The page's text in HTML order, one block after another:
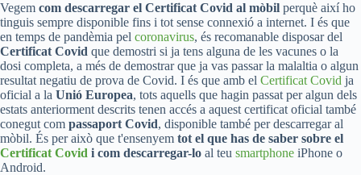
Vegem com descarregar el Certificat Covid al mòbil perquè així ho
tinguis sempre disponible fins i tot sense connexió a internet. I és que
en temps de pandèmia pel coronavirus, és recomanable disposar del
Certificat Covid que demostri si ja tens alguna de les vacunes o la
dosi completa, a més de demostrar que ja vas passar la malaltia o algun
resultat negatiu de prova de Covid. I és que amb el Certificat Covid ja
oficial a la Unió Europea, tots aquells que hagin passat per algun dels
estats anteriorment descrits tenen accés a aquest certificat oficial també
conegut com passaport Covid, disponible també per descarregar al
mòbil. És per això que t'ensenyem tot el que has de saber sobre el
Certificat Covid i com descarregar-lo al teu smartphone iPhone o
Android.